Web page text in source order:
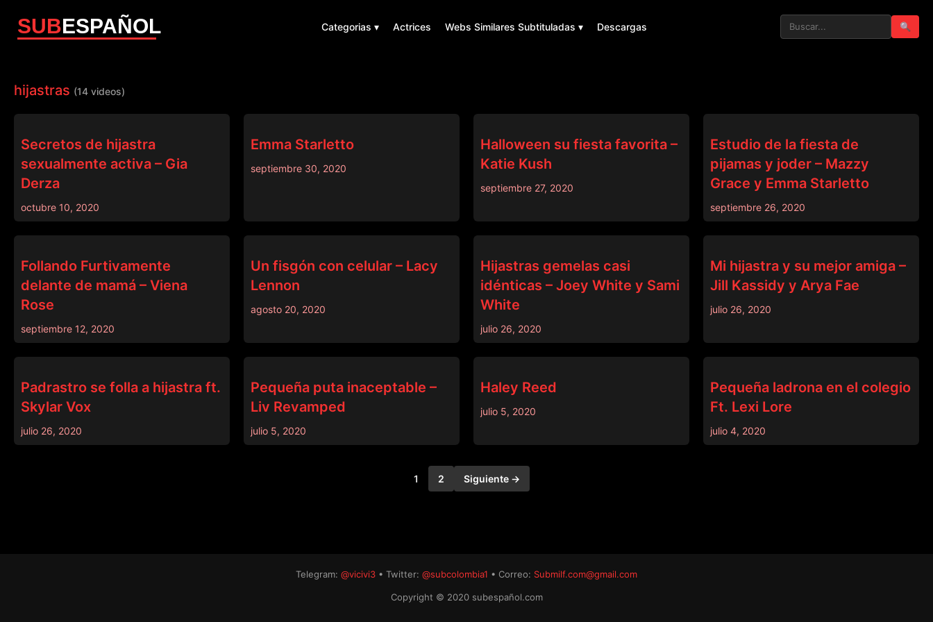
SUBESPAÑOL Categorias ▾ Actrices Webs Similares Subtituladas ▾ Descargas 🔍
hijastras (14 videos)
Secretos de hijastra
sexualmente activa – Gia
Derza
octubre 10, 2020
Emma Starletto
septiembre 30, 2020
Halloween su fiesta favorita –
Katie Kush
septiembre 27, 2020
Estudio de la fiesta de
pijamas y joder – Mazzy
Grace y Emma Starletto
septiembre 26, 2020
Follando Furtivamente
delante de mamá – Viena
Rose
septiembre 12, 2020
Un fisgón con celular – Lacy
Lennon
agosto 20, 2020
Hijastras gemelas casi
idénticas – Joey White y Sami
White
julio 26, 2020
Mi hijastra y su mejor amiga –
Jill Kassidy y Arya Fae
julio 26, 2020
Padrastro se folla a hijastra ft.
Skylar Vox
julio 26, 2020
Pequeña puta inaceptable –
Liv Revamped
julio 5, 2020
Haley Reed
julio 5, 2020
Pequeña ladrona en el colegio
Ft. Lexi Lore
julio 4, 2020
1 2 Siguiente →
Telegram: @vicivi3 • Twitter: @subcolombia1 • Correo: Submilf.com@gmail.com
Copyright © 2020 subespañol.com